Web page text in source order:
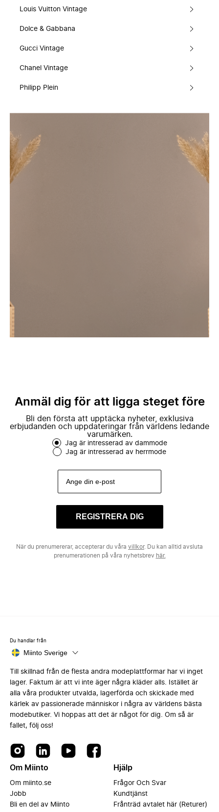
Louis Vuitton Vintage
Dolce & Gabbana
Gucci Vintage
Chanel Vintage
Philipp Plein
Anmäl dig för att ligga steget före
Bli den första att upptäcka nyheter, exklusiva
erbjudanden och uppdateringar från världens ledande
varumärken.
Jag är intresserad av dammode
Jag är intresserad av herrmode
REGISTRERA DIG
När du prenumererar, accepterar du våra villkor. Du kan alltid avsluta
prenumerationen på våra nyhetsbrev här.
Du handlar från
Miinto Sverige
Till skillnad från de flesta andra modeplattformar har vi inget
lager. Faktum är att vi inte äger några kläder alls. Istället är
alla våra produkter utvalda, lagerförda och skickade med
kärlek av passionerade människor i några av världens bästa
modebutiker. Vi hoppas att det är något för dig. Om så är
fallet, följ oss!
Om Miinto
Om miinto.se
Jobb
Bli en del av Miinto
Hjälp
Frågor Och Svar
Kundtjänst
Frånträd avtalet här (Returer)